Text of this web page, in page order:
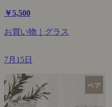
￥5,500
お買い物｜グラス
7月15日